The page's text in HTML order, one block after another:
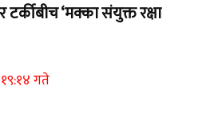
‘मक्का संयुक्त रक्षा
गते